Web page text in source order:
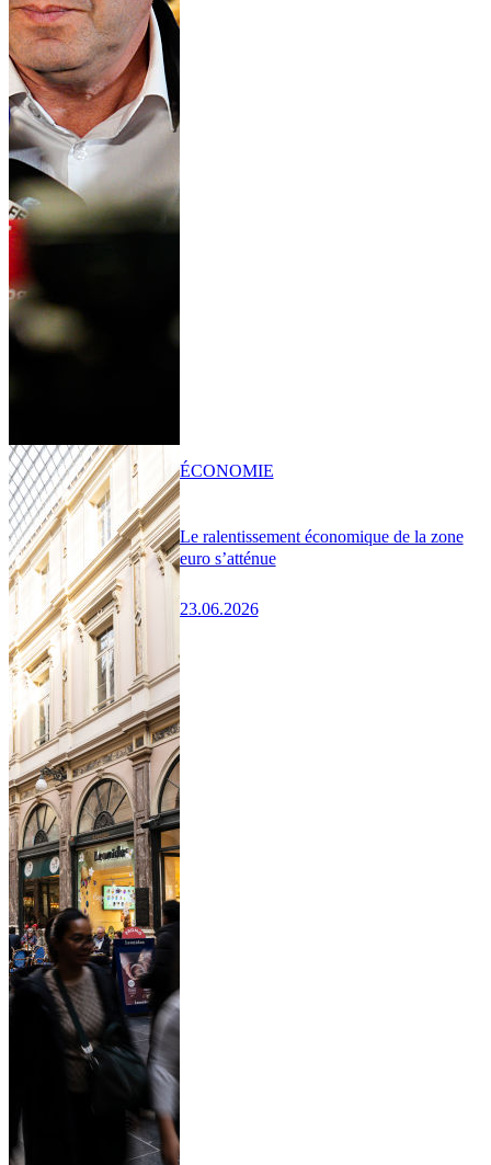
Le ralentissement économique de la zone
euro s’atténue
23.06.2026
ÉCONOMIE